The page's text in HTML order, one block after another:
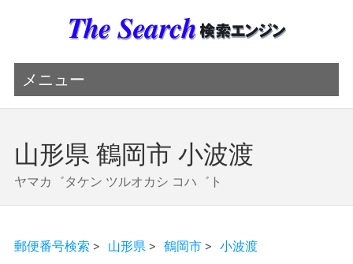
メニュー
山形県 鶴岡市 小波渡
ヤマカ゛タケン ツルオカシ コハ゛ト
郵便番号検索 > 山形県 > 鶴岡市> 小波渡